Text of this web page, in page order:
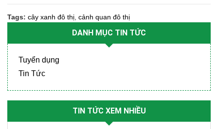
Tags: cây xanh đô thị cảnh quan đô thị
DANH MỤC TIN TỨC
Tuyển dụng
Tin Tức
TIN TỨC XEM NHIỀU